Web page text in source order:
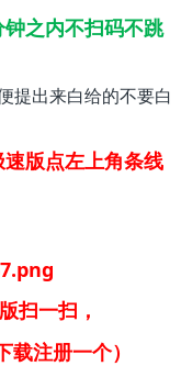
之内不扫码不跳
出来白给的不要白
版点左上角条线
一扫，
册一个）